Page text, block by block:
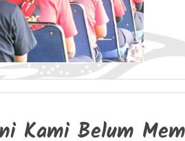
Kami Belum